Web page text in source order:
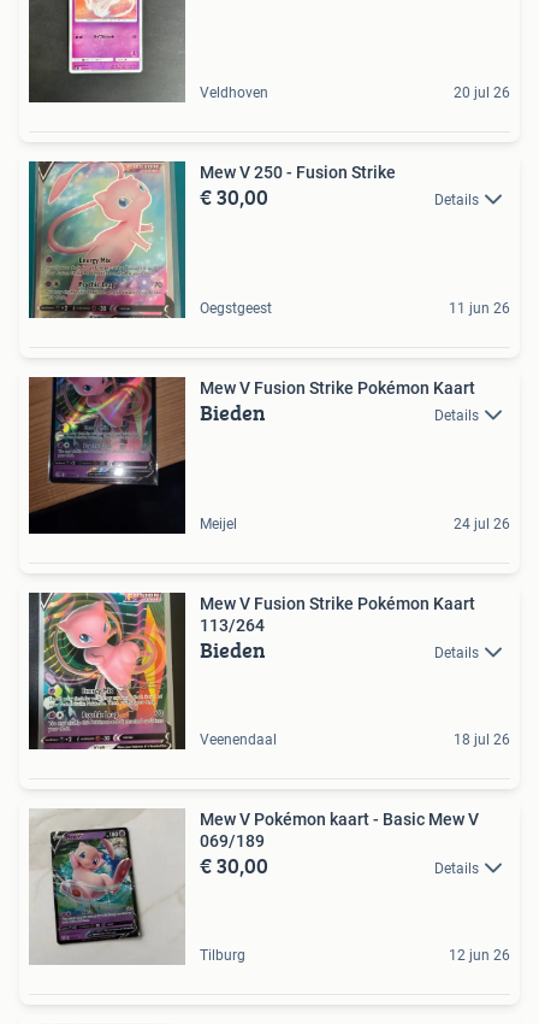
Veldhoven 20 jul 26
Mew V 250 - Fusion Strike
€ 30,00 Details
Oegstgeest 11 jun 26
Mew V Fusion Strike Pokémon Kaart
Bieden Details
Meijel 24 jul 26
Mew V Fusion Strike Pokémon Kaart
113/264
Bieden Details
Veenendaal 18 jul 26
Mew V Pokémon kaart - Basic Mew V
069/189
€ 30,00 Details
Tilburg 12 jun 26